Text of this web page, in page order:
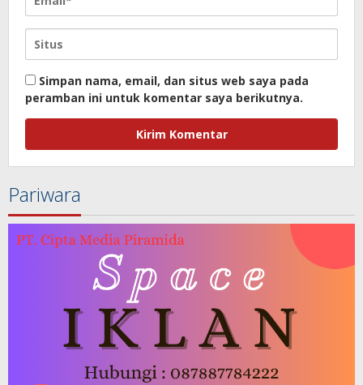
Simpan nama, email, dan situs web saya pada
peramban ini untuk komentar saya berikutnya.
Pariwara